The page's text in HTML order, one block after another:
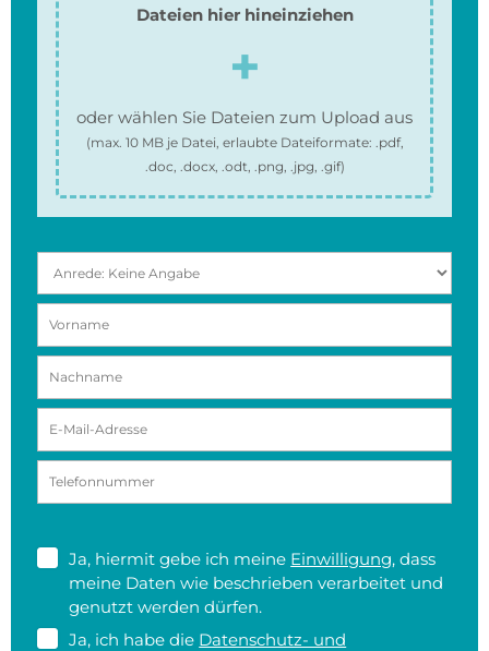
Dateien hier hineinziehen
oder wählen Sie Dateien zum Upload aus
(max. 10 MBje Datei, erlaubte Dateiformate: .pdf,
.doc, .docx, .odt, .png, .jpg, .gif)
Ja, hiermit gebe ich meine Einwilligung, dass
meine Daten wie beschrieben verarbeitet und
genutzt werden dürfen.
Ja, ich habe die Datenschutz- und